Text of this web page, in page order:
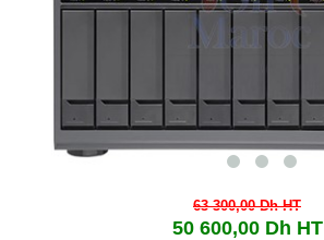
63 300,00 DhHT
50 600,00 Dh HT